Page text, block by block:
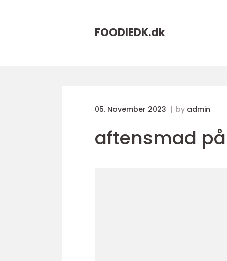
FOODIEDK.dk
05. November 2023 by admin
aftensmad